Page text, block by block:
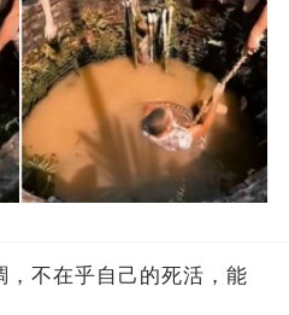
，不在乎自己的死活，能